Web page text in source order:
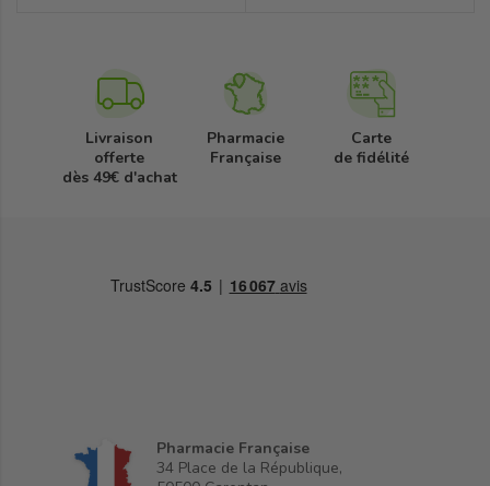
Livraison
offerte
dès 49€ d'achat
Pharmacie
Française
Carte
de fidélité
Pharmacie Française
34 Place de la République,